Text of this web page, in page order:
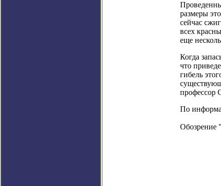
размеры
сейчас
всех
еще
Когда
что
гибель
профессор
По
Обозрение